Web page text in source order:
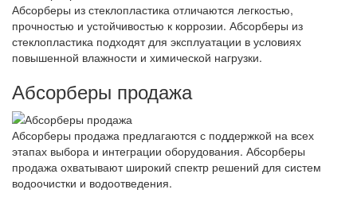
Абсорберы из стеклопластика отличаются легкостью,
прочностью и устойчивостью к коррозии. Абсорберы из
стеклопластика подходят для эксплуатации в условиях
повышенной влажности и химической нагрузки.
Абсорберы продажа
Абсорберы продажа предлагаются с поддержкой на всех
этапах выбора и интеграции оборудования. Абсорберы
продажа охватывают широкий спектр решений для систем
водоочистки и водоотведения.